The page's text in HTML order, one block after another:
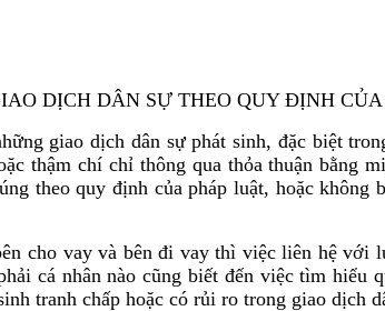
DỊCH DÂN SỰ THEO QUY ĐỊNH
giao dịch dân sự phát sinh, đặc biệt
thậm chí chỉ thông qua thỏa thuận bằng
theo quy định của pháp luật, hoặc
cho vay và bên đi vay thì việc liên hệ
cá nhân nào cũng biết đến việc tìm
tranh chấp hoặc có rủi ro trong giao